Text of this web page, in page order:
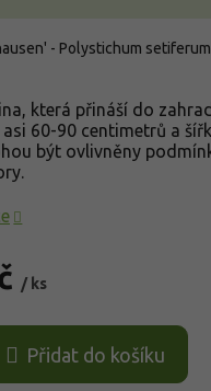
- Polystichum
/ ks
Přidat do košíku
která přináší do
60-90 centimetrů a
být ovlivněny